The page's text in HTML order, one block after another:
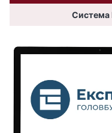
Система